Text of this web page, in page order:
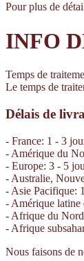
Pour plus de
INFO
Temps de
Le temps de
Délais de
- France: 1 - 3
- Amérique du
- Europe: 3 - 5
- Australie,
- Asie Pacifique:
- Amérique latine
- Afrique du
- Afrique
Nous faisons de